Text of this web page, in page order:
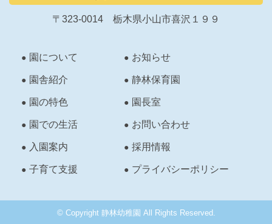
〒323-0014 栃木県小山市喜沢１９９
園について
園舎紹介
園の特色
園での生活
入園案内
子育て支援
お知らせ
静林保育園
園長室
お問い合わせ
採用情報
プライバシーポリシー
© Copyright 静林幼稚園 All Rights Reserved.